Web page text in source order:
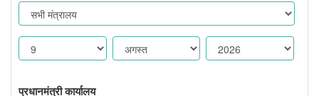
प्रधानमंत्री कार्यालय